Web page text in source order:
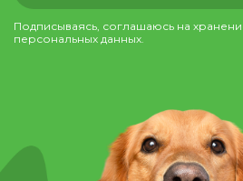
Подписываясь, соглашаюсь на
персональных данных.